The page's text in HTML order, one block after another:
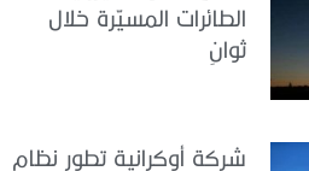
الطائرات المسيّرة خلال
ثوانٍ
شركة أوكرانية تطور نظام